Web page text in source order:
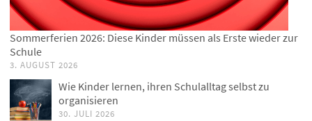
Sommerferien 2026: Diese Kinder müssen als Erste wieder zur
Schule
3. AUGUST 2026
Wie Kinder lernen, ihren Schulalltag selbst zu
organisieren
30. JULI 2026